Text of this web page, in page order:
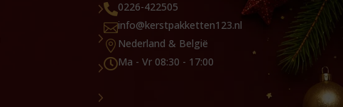
0226-422505
info@kerstpakketten123.nl
 Nederland & België
Ma - Vr 08:30 - 17:00